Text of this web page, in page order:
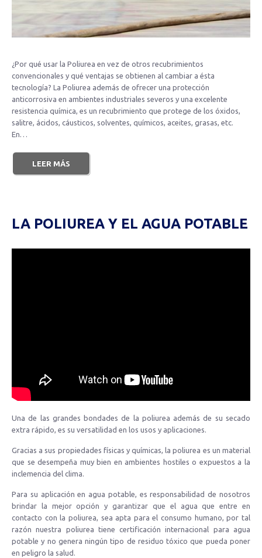
¿Por qué usar la Poliurea en vez de otros recubrimientos
convencionales y qué ventajas se obtienen al cambiar a ésta
tecnología? La Poliurea además de ofrecer una protección
anticorrosiva en ambientes industriales severos y una excelente
resistencia química, es un recubrimiento que protege de los óxidos,
salitre, ácidos, cáusticos, solventes, químicos, aceites, grasas, etc.
En…
LEER MÁS
LA POLIUREA Y EL AGUA POTABLE
Una de las grandes bondades de la poliurea además de su secado
extra rápido, es su versatilidad en los usos y aplicaciones.
Gracias a sus propiedades físicas y químicas, la poliurea es un material
que se desempeña muy bien en ambientes hostiles o expuestos a la
inclemencia del clima.
Para su aplicación en agua potable, es responsabilidad de nosotros
brindar la mejor opción y garantizar que el agua que entre en
contacto con la poliurea, sea apta para el consumo humano, por tal
razón nuestra poliurea tiene certificación internacional para agua
potable y no genera ningún tipo de residuo tóxico que pueda poner
en peligro la salud.